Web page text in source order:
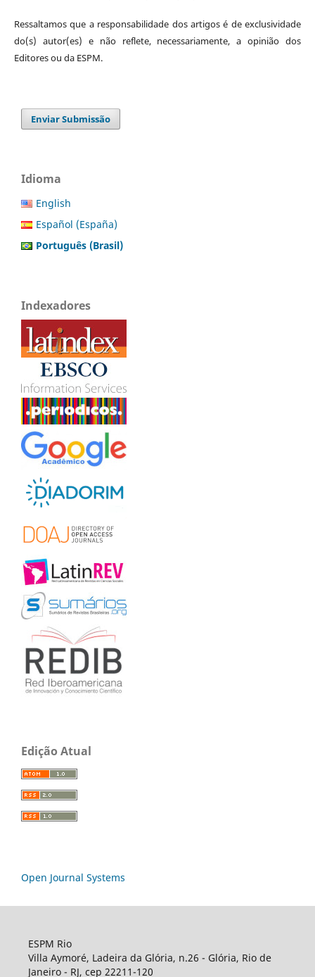
Ressaltamos que a responsabilidade dos artigos é de exclusividade
do(s) autor(es) e não reflete, necessariamente, a opinião dos
Editores ou da ESPM.
Enviar Submissão
Idioma
English
Español (España)
Português (Brasil)
Indexadores
Edição Atual
Open Journal Systems
ESPM Rio
Villa Aymoré, Ladeira da Glória, n.26 - Glória, Rio de
Janeiro - RJ, cep 22211-120